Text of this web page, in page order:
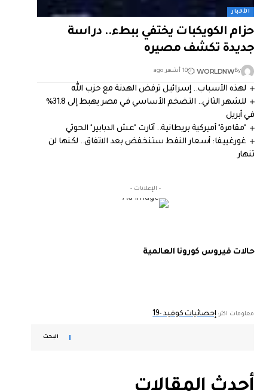
الأخبار
حزام الكويكبات يختفي ببطء.. دراسة
جديدة تكشف مصيره
By
WORLDNW 10 أشهر ago
لهذه الأسباب.. إسرائيل ترفض الهدنة مع حزب الله
للشهر الثاني.. التضخم الأساسي في مصر يهبط إلى 31.8%
في أبريل
"مقامرة" أميركية بريطانية.. أثارت "عش الدبابير" الحوثي
غورغييفا: أسعار النفط ستنخفض بعد الاتفاق.. لكنها لن
تنهار
- الإعلانات -
حالات فيروس كورونا العالمية
معلومات اكثر: إحصائيات كوفيد -19
البحث
أحدث المقالات